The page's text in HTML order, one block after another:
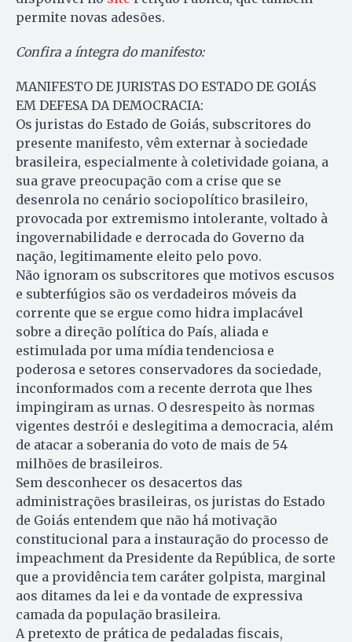
permite novas adesões.
Confira a íntegra do manifesto:
MANIFESTO DE JURISTAS DO ESTADO DE GOIÁS
EM DEFESA DA DEMOCRACIA:
Os juristas do Estado de Goiás, subscritores do
presente manifesto, vêm externar à sociedade
brasileira, especialmente à coletividade goiana, a
sua grave preocupação com a crise que se
desenrola no cenário sociopolítico brasileiro,
provocada por extremismo intolerante, voltado à
ingovernabilidade e derrocada do Governo da
nação, legitimamente eleito pelo povo.
Não ignoram os subscritores que motivos escusos
e subterfúgios são os verdadeiros móveis da
corrente que se ergue como hidra implacável
sobre a direção política do País, aliada e
estimulada por uma mídia tendenciosa e
poderosa e setores conservadores da sociedade,
inconformados com a recente derrota que lhes
impingiram as urnas. O desrespeito às normas
vigentes destrói e deslegitima a democracia, além
de atacar a soberania do voto de mais de 54
milhões de brasileiros.
Sem desconhecer os desacertos das
administrações brasileiras, os juristas do Estado
de Goiás entendem que não há motivação
constitucional para a instauração do processo de
impeachment da Presidente da República, de sorte
que a providência tem caráter golpista, marginal
aos ditames da lei e da vontade de expressiva
camada da população brasileira.
A pretexto de prática de pedaladas fiscais,